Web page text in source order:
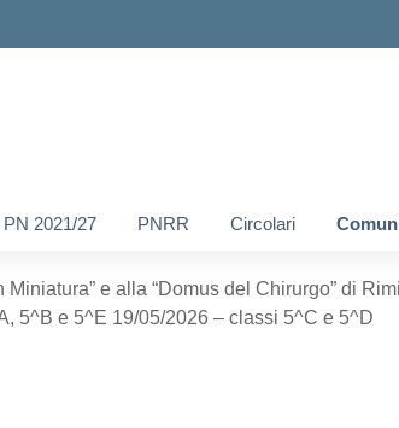
PN 2021/27 PNRR Circolari
e alla “Domus del Chirurgo” di
5^B e 5^E 19/05/2026 – classi 5^C e 5^D